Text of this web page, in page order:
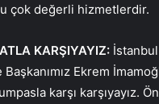
çok değerli hizmetlerdir.
KARŞIYAYIZ: İstanbul
Ekrem
karşı karşıyayız.